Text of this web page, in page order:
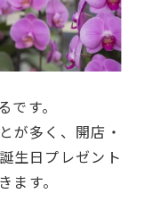
す。
が多く、開店・
生日プレゼント
す。